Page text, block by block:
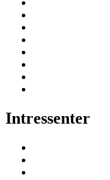
Intressenter